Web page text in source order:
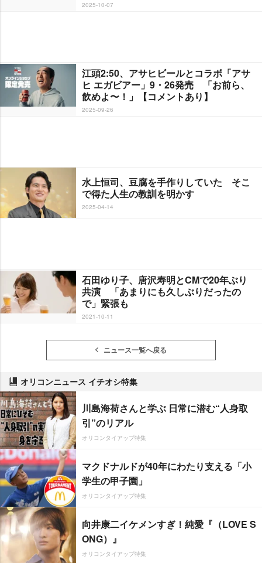
2025-10-07
江頭2:50、アサヒビールとコラボ「アサ
ヒ エガビアー」9・26発売 「お前ら、
飲めよ〜！」【コメントあり】
2025-09-26
水上恒司、豆腐を手作りしていた そこ
で得た人生の教訓を明かす
2025-04-14
石田ゆり子、唐沢寿明とCMで20年ぶり
共演 「あまりにも久しぶりだったの
で」緊張も
2021-10-11
ニュース一覧へ戻る
オリコンニュース イチオシ特集
川島海荷さんと学ぶ 日常に潜む“人身取
引”のリアル
オリコンタイアップ特集
マクドナルドが40年にわたり支える「小
学生の甲子園」
オリコンタイアップ特集
向井康二イケメンすぎ！純愛『（LOVE S
ONG）』
オリコンタイアップ特集